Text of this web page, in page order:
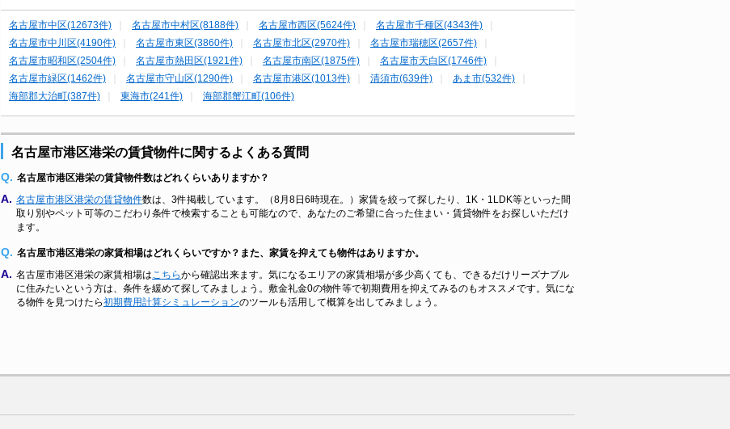
名古屋市中区(12673件) 名古屋市中村区(8188件) 名古屋市西区(5624件)
名古屋市千種区(4343件)
名古屋市中川区(4190件)
名古屋市東区(3860件) 名古屋市北区(2970件)
名古屋市瑞穂区(2657件)
名古屋市昭和区(2504件)
名古屋市熱田区(1921件) 名古屋市南区(1875件)
名古屋市天白区(1746件)
名古屋市緑区(1462件)
名古屋市守山区(1290件) 名古屋市港区(1013件) 清須市(639件)
あま市(532件)
海部郡大治町(387件)
東海市(241件) 海部郡蟹江町(106件)
名古屋市港区港栄の賃貸物件に関するよくある質問
Q. 名古屋市港区港栄の賃貸物件数はどれくらいありますか？
A. 名古屋市港区港栄の賃貸物件数は、3件掲載しています。（8月8日6時現在。）家賃を絞って探したり、1K・1LDK等といった間
取り別やペット可等のこだわり条件で検索することも可能なので、あなたのご希望に合った住まい・賃貸物件をお探しいただけ
ます。
Q. 名古屋市港区港栄の家賃相場はどれくらいですか？また、家賃を抑えても物件はありますか。
A. 名古屋市港区港栄の家賃相場は こちらから確認出来ます。気になるエリアの家賃相場が多少高くても、できるだけリーズナブル
に住みたいという方は、条件を緩めて探してみましょう。敷金礼金0の物件等で初期費用を抑えてみるのもオススメです。気にな
る物件を見つけたら初期費用計算シミュレーションのツールも活用して概算を出してみましょう。